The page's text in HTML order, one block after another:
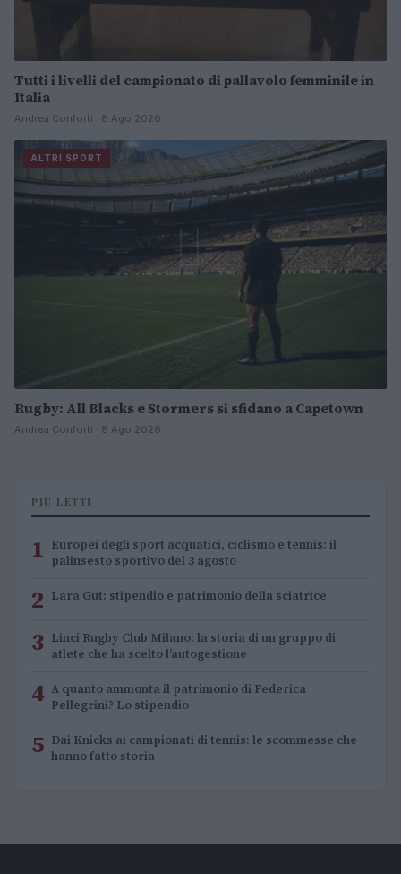
Tutti i livelli del campionato di pallavolo femminile in
Italia
Andrea Conforti · 8 Ago 2026
ALTRI SPORT
Rugby: All Blacks e Stormers si sfidano a Capetown
Andrea Conforti · 8 Ago 2026
PIÙ LETTI
1 Europei degli sport acquatici, ciclismo e tennis: il
palinsesto sportivo del 3 agosto
2 Lara Gut: stipendio e patrimonio della sciatrice
3 Linci Rugby Club Milano: la storia di un gruppo di
atlete che ha scelto l’autogestione
4 A quanto ammonta il patrimonio di Federica
Pellegrini? Lo stipendio
5 Dai Knicks ai campionati di tennis: le scommesse che
hanno fatto storia